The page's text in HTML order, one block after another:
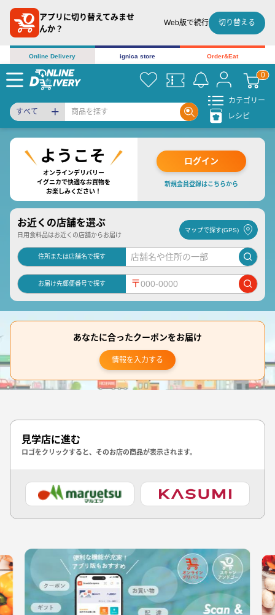
アプリに切り替えてみませ
んか？
Web版で続行 切り替える
Online Delivery ignica store Order&Eat
すべて
カテゴリー
レシピ
オンラインデリバリー
イグニカで快適なお買物を
お楽しみください！
ログイン
新規会員登録はこちらから
お近くの店舗を選ぶ
日用食料品はお近くの店舗からお届け
マップで探す(GPS)
住所または店舗名で探す
お届け先郵便番号で探す 〒
あなたに合ったクーポンをお届け
情報を入力する
見学店に進む
ロゴをクリックすると、そのお店の商品が表示されます。